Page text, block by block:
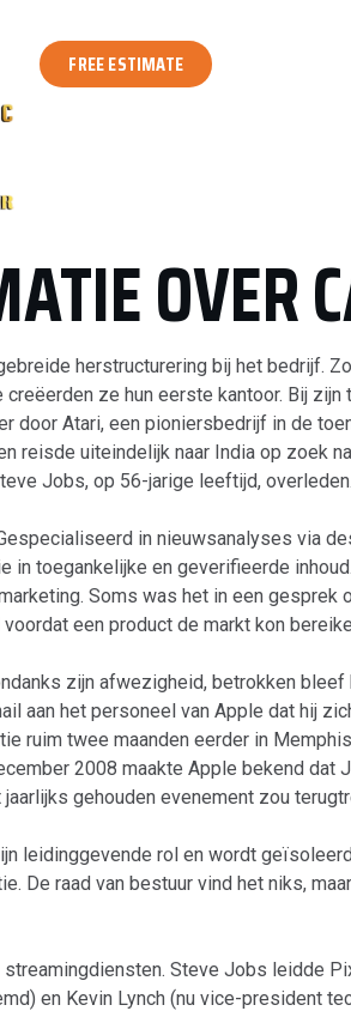
FREE ESTIMATE
OVER
herstructurering bij het bedrijf.
ze hun eerste kantoor. Bij
door Atari, een pioniersbedrijf in de
uiteindelijk naar India op zoek
Jobs, op 56-jarige leeftijd, overleden.
in nieuwsanalyses via
toegankelijke en geverifieerde
Soms was het in een
een product de markt kon
zijn afwezigheid, betrokken
aan het personeel van Apple dat hij
ruim twee maanden eerder in
2008 maakte Apple bekend
gehouden evenement zou
leidinggevende rol en wordt
De raad van bestuur vind het niks,
Steve Jobs leidde
en Kevin Lynch (nu vice-president